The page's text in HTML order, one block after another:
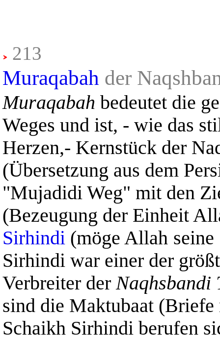
213
Muraqabah der
Muraqabah bedeutet die
Weges und ist, - wie das
Herzen,- Kernstück der
(Übersetzung aus dem
"Mujadidi Weg" mit den
(Bezeugung der Einheit
Sirhindi (möge Allah
Sirhindi war einer der
Verbreiter derNaqhsbandi
sind die Maktubaat
Schaikh Sirhindi berufen